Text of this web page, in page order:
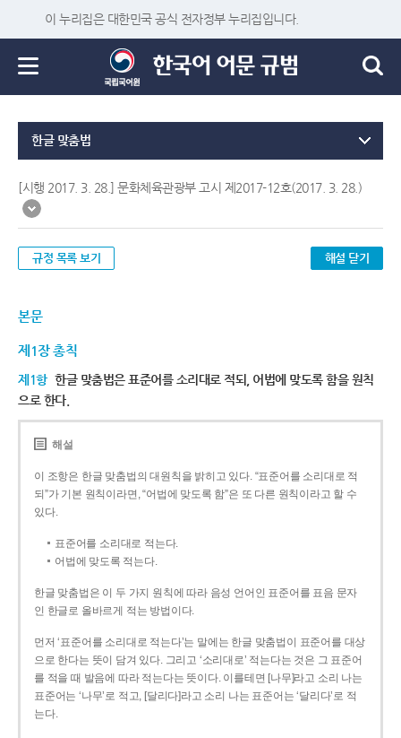
이 누리집은 대한민국 공식 전자정부 누리집입니다.
한글 맞춤법
[시행 2017. 3. 28.] 문화체육관광부 고시 제2017-12호(2017. 3. 28.)
규정 목록 보기 해설 닫기
본문
제1장 총칙
제1항 한글 맞춤법은 표준어를 소리대로 적되, 어법에 맞도록 함을 원칙
으로 한다.
해설
이 조항은 한글 맞춤법의 대원칙을 밝히고 있다. “표준어를 소리대로 적
되”가 기본 원칙이라면, “어법에 맞도록 함”은 또 다른 원칙이라고 할 수
있다.
표준어를 소리대로 적는다.
어법에 맞도록 적는다.
한글 맞춤법은 이 두 가지 원칙에 따라 음성 언어인 표준어를 표음 문자
인 한글로 올바르게 적는 방법이다.
먼저 ‘표준어를 소리대로 적는다’는 말에는 한글 맞춤법이 표준어를 대상
으로 한다는 뜻이 담겨 있다. 그리고 ‘소리대로’ 적는다는 것은 그 표준어
를 적을 때 발음에 따라 적는다는 뜻이다. 이를테면 [나무]라고 소리 나는
표준어는 ‘나무’로 적고, [달리다]라고 소리 나는 표준어는 ‘달리다’로 적
는다.